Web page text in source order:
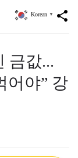
share
Korean ▼
금값...
어야” 강